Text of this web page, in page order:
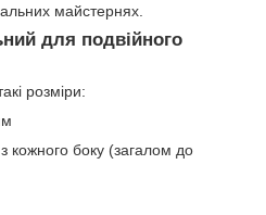
майстернях.
для подвійного
розміри:
кожного боку (загалом до